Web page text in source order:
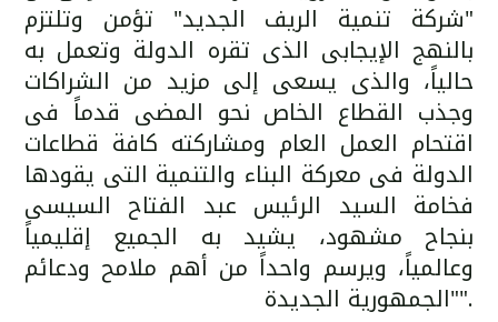
"شركة تنمية الريف الجديد" تؤمن وتلتزم
بالنهج الإيجابى الذى تقره الدولة وتعمل به
حالياً، والذى يسعى إلى مزيد من الشراكات
وجذب القطاع الخاص نحو المضى قدماً فى
اقتحام العمل العام ومشاركته كافة قطاعات
الدولة فى معركة البناء والتنمية التى يقودها
فخامة السيد الرئيس عبد الفتاح السيسى
بنجاح مشهود، يشيد به الجميع إقليمياً
وعالمياً، ويرسم واحداً من أهم ملامح ودعائم
"الجمهورية الجديدة".